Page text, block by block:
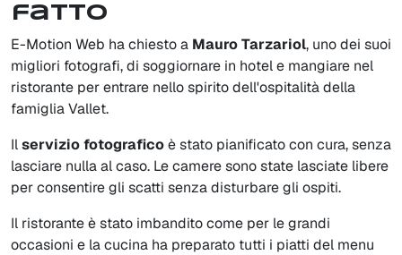
fatto
E-Motion Web ha chiesto a Mauro Tarzariol, uno dei suoi
migliori fotografi, di soggiornare in hotel e mangiare nel
ristorante per entrare nello spirito dell'ospitalità della
famiglia Vallet.
Ilservizio fotograficoè stato pianificato con cura, senza
lasciare nulla al caso. Le camere sono state lasciate libere
per consentire gli scatti senza disturbare gli ospiti.
Il ristorante è stato imbandito come per le grandi
occasioni e la cucina ha preparato tutti i piatti del menu